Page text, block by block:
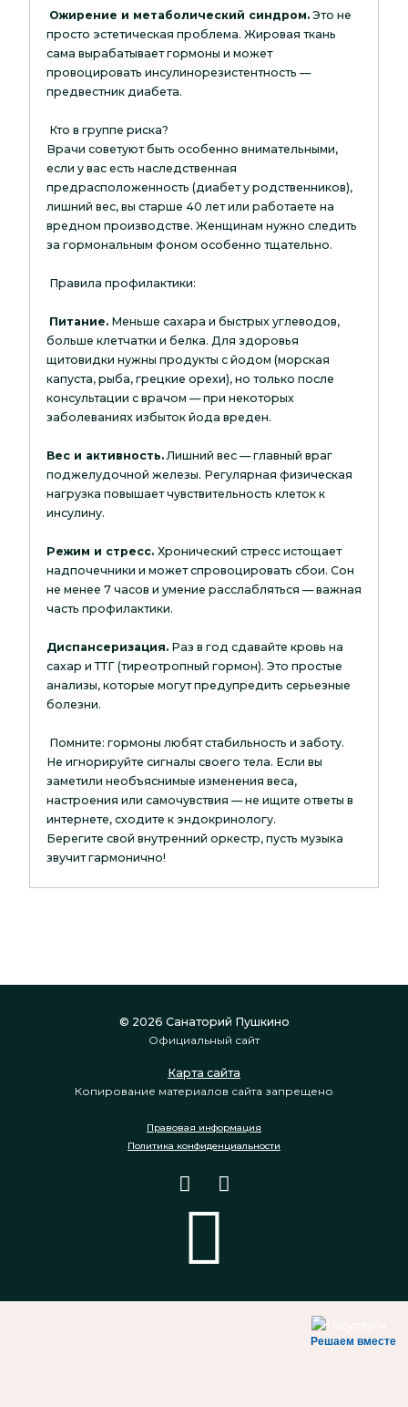
Ожирение и метаболический синдром.Это не
просто эстетическая проблема. Жировая ткань
сама вырабатывает гормоны и может
провоцировать инсулинорезистентность —
предвестник диабета.
Кто в группе риска?
Врачи советуют быть особенно внимательными,
если у вас есть наследственная
предрасположенность (диабет у родственников),
лишний вес, вы старше 40 лет или работаете на
вредном производстве. Женщинам нужно следить
за гормональным фоном особенно тщательно.
Правила профилактики:
Питание.Меньше сахара и быстрых углеводов,
больше клетчатки и белка. Для здоровья
щитовидки нужны продукты с йодом (морская
капуста, рыба, грецкие орехи), но только после
консультации с врачом — при некоторых
заболеваниях избыток йода вреден.
Вес и активность.Лишний вес — главный враг
поджелудочной железы. Регулярная физическая
нагрузка повышает чувствительность клеток к
инсулину.
Режим и стресс. Хронический стресс истощает
надпочечники и может спровоцировать сбои. Сон
не менее 7 часов и умение расслабляться — важная
часть профилактики.
Диспансеризация.Раз в год сдавайте кровь на
сахар и ТТГ (тиреотропный гормон). Это простые
анализы, которые могут предупредить серьезные
болезни.
Помните: гормоны любят стабильность и заботу.
Не игнорируйте сигналы своего тела. Если вы
заметили необъяснимые изменения веса,
настроения или самочувствия — не ищите ответы в
интернете, сходите к эндокринологу.
Берегите свой внутренний оркестр, пусть музыка
звучит гармонично!
© 2026 Санаторий Пушкино
Официальный сайт
Карта сайта
Копирование материалов сайта запрещено
Правовая информация
Политика конфиденциальности
Решаем вместе